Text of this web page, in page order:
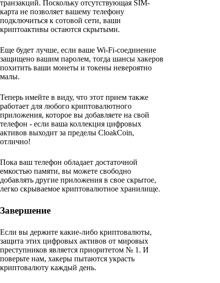
транзакций. Поскольку отсутствующая SIM-
карта не позволяет вашему телефону
подключиться к сотовой сети, ваши
криптоактивы остаются скрытыми.
Еще будет лучше, если ваше Wi-Fi-соединение
защищено вашим паролем, тогда шансы хакеров
похитить ваши монеты и токены невероятно
малы.
Теперь имейте в виду, что этот прием также
работает для любого криптовалютного
приложения, которое вы добавляете на свой
телефон - если ваша коллекция цифровых
активов выходит за пределы CloakCoin,
отлично!
Пока ваш телефон обладает достаточной
емкостью памяти, вы можете свободно
добавлять другие приложения в свое скрытое,
легко скрываемое криптовалютное хранилище.
Завершение
Если вы держите какие-либо криптовалюты,
защита этих цифровых активов от мировых
преступников является приоритетом № 1. И
поверьте нам, хакеры пытаются украсть
криптовалюту каждый день.